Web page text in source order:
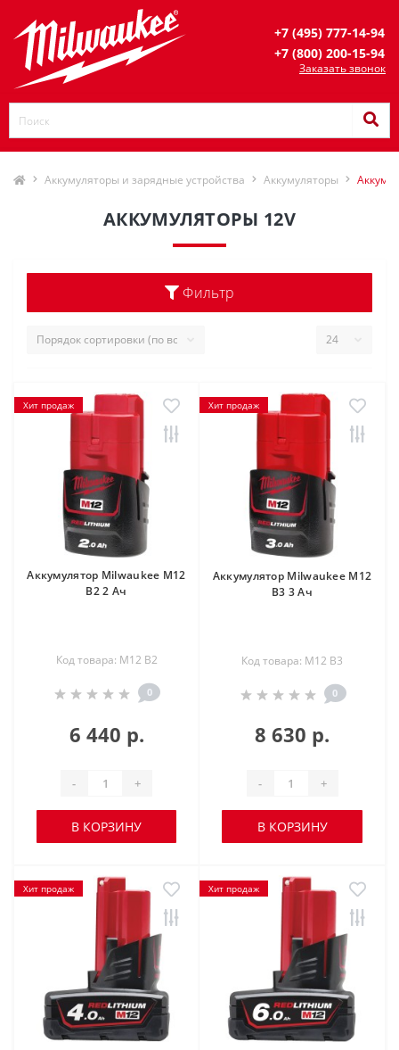
+7 (495) 777-14-94
+7 (800) 200-15-94
Заказать звонок
Аккумуляторы и зарядные устройства Аккумуляторы
АККУМУЛЯТОРЫ 12V
Фильтр
Хит продаж
Аккумулятор Milwaukee M12
B2 2 Ач
Код товара: M12 B2
0
6 440 р.
- +
В КОРЗИНУ
Хит продаж
Аккумулятор Milwaukee M12
B3 3 Ач
Код товара: M12 B3
0
8 630 р.
- +
В КОРЗИНУ
Хит продаж Хит продаж